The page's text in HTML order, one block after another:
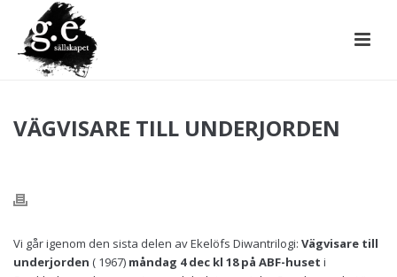
VÄGVISARE TILL UNDERJORDEN
Vi går igenom den sista delen av Ekelöfs Diwantrilogi: Vägvisare till
underjorden ( 1967) måndag 4 dec kl 18 på ABF-huset i